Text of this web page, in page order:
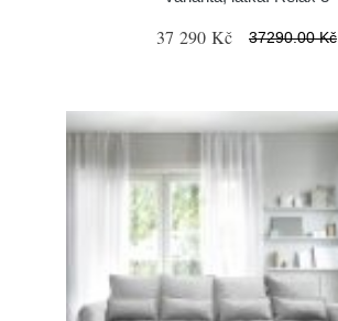
37 290 Kč 37290.00 Kč